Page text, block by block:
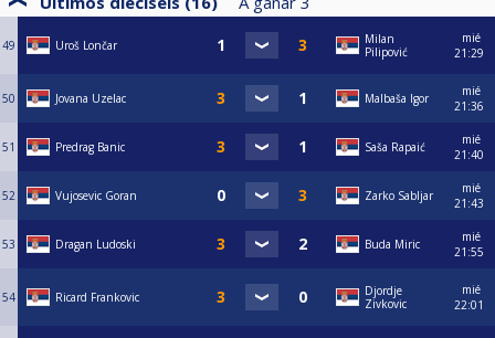
49 Uroš Lončar
Milan
Pilipović
mié
21:29
50 Jovana Uzelac Malbaša Igor
mié
21:36
51 Predrag Banic Saša Rapaić
mié
21:40
52 Vujosevic Goran Zarko Sabljar
mié
21:43
53 Dragan Ludoski Buda Miric
mié
21:55
54 Ricard Frankovic
Djordje
Zivkovic
mié
22:01